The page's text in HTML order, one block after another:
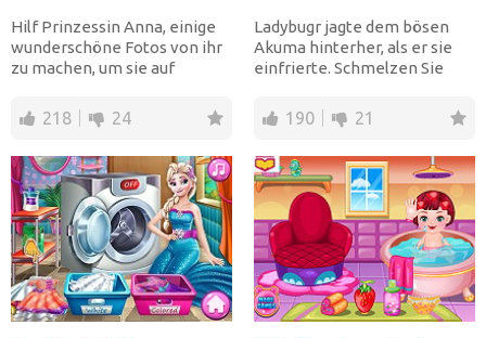
Hilf Prinzessin Anna, einige
wunderschöne Fotos von ihr
zu machen, um sie auf
218 24
Ladybugr jagte dem bösen
Akuma hinterher, als er sie
einfrierte. Schmelzen Sie
190 21